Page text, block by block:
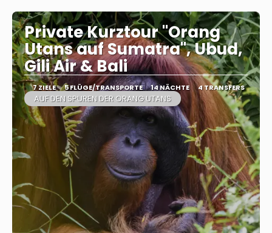
Private Kurztour "Orang
Utans auf Sumatra", Ubud,
Gili Air & Bali
7 ZIELE 5 FLÜGE/TRANSPORTE 14 NÄCHTE 4 TRANSFERS
AUF DEN SPUREN DER ORANG UTANS